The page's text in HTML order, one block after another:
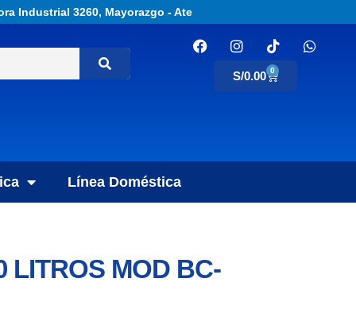
Industrial 3260, Mayorazgo - Ate
S/0.00 0
Línea Doméstica
LITROS MOD BC-